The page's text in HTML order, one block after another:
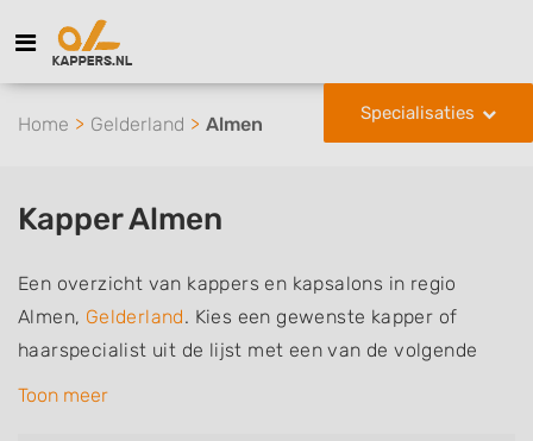
Specialisaties
Home Gelderland Almen
Kapper Almen
Een overzicht van kappers en kapsalons in regio
Almen, Gelderland. Kies een gewenste kapper of
haarspecialist uit de lijst met een van de volgende
specialisaties of aantekeningen: mannen of
Toon meer